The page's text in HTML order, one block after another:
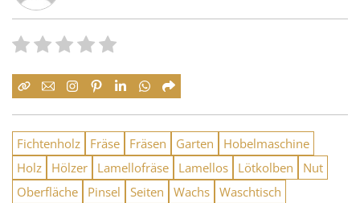
Fichtenholz Fräse Fräsen Garten
Hobelmaschine
Holz
Hölzer Lamellofräse Lamellos Lötkolben
Nut
Oberfläche
Pinsel Seiten Wachs Waschtisch